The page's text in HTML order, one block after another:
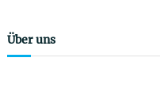
Über uns